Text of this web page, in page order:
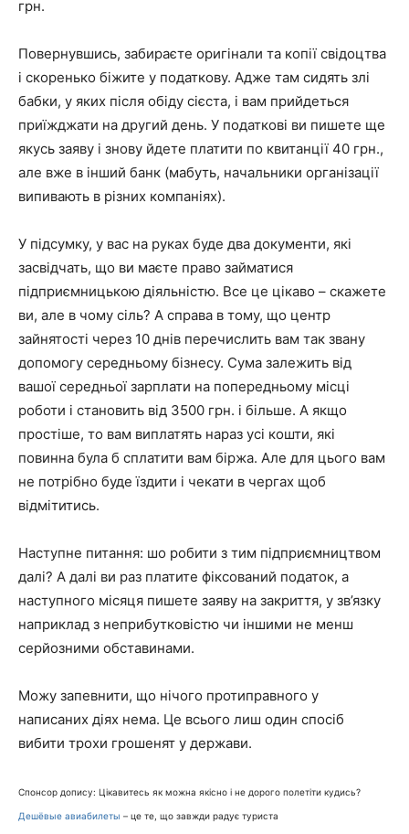
грн.
Повернувшись, забираєте оригінали та копії свідоцтва
і скоренько біжите у податкову. Адже там сидять злі
бабки, у яких після обіду сієста, і вам прийдеться
приїжджати на другий день. У податкові ви пишете ще
якусь заяву і знову йдете платити по квитанції 40 грн.,
але вже в інший банк (мабуть, начальники організації
випивають в різних компаніях).
У підсумку, у вас на руках буде два документи, які
засвідчать, що ви маєте право займатися
підприємницькою діяльністю. Все це цікаво – скажете
ви, але в чому сіль? А справа в тому, що центр
зайнятості через 10 днів перечислить вам так звану
допомогу середньому бізнесу. Сума залежить від
вашої середньої зарплати на попередньому місці
роботи і становить від 3500 грн. і більше. А якщо
простіше, то вам виплатять нараз усі кошти, які
повинна була б сплатити вам біржа. Але для цього вам
не потрібно буде їздити і чекати в чергах щоб
відмітитись.
Наступне питання: шо робити з тим підприємництвом
далі? А далі ви раз платите фіксований податок, а
наступного місяця пишете заяву на закриття, у зв’язку
наприклад з неприбутковістю чи іншими не менш
серйозними обставинами.
Можу запевнити, що нічого протиправного у
написаних діях нема. Це всього лиш один спосіб
вибити трохи грошенят у держави.
Спонсор допису: Цікавитесь як можна якісно і не дорого полетіти кудись?
Дешёвые авиабилеты – це те, що завжди радує туриста